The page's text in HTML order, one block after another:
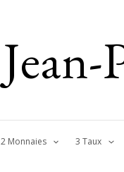
2 Monnaies 3 Taux